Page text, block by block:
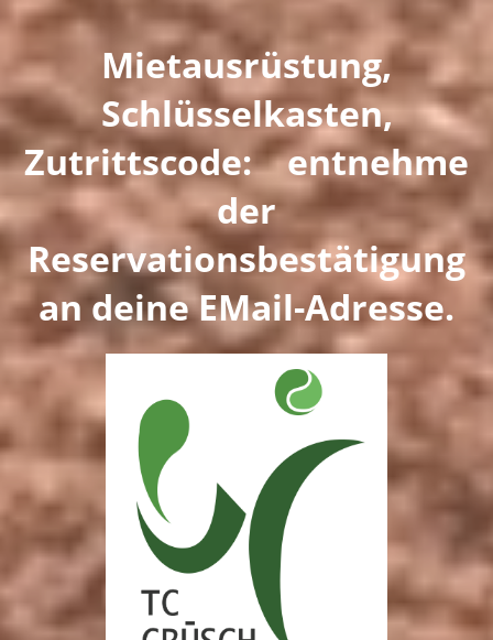
Mietausrüstung,
Schlüsselkasten,
Zutrittscode: entnehme
der
Reservationsbestätigung
an deine EMail-Adresse.